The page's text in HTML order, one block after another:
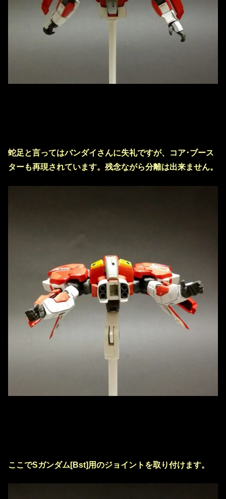
蛇足と言ってはバンダイさんに失礼ですが、コア･ブース
ターも再現されています。残念ながら分離は出来ません。
ここでSガンダム[Bst]用のジョイントを取り付けます。